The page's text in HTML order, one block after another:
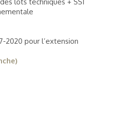
2020 pour l’extension